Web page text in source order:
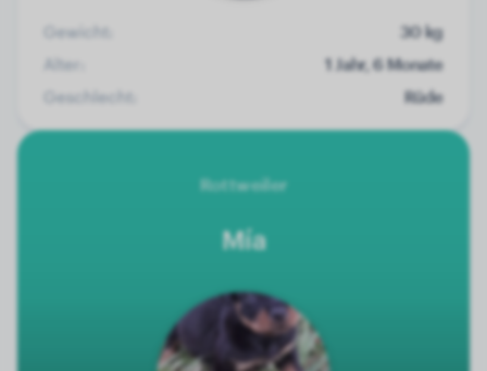
Gewicht:
30 kg
Alter:
1 Jahr, 6 Monate
Geschlecht:
Rüde
Rottweiler
Mía